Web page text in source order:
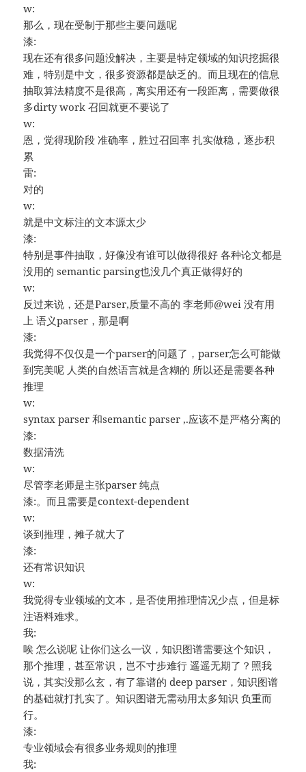
w:
那么，现在受制于那些主要问题呢
漆:
现在还有很多问题没解决，主要是特定领域的知识挖掘很
难，特别是中文，很多资源都是缺乏的。而且现在的信息
抽取算法精度不是很高，离实用还有一段距离，需要做很
多dirty work 召回就更不要说了
w:
恩，觉得现阶段 准确率，胜过召回率 扎实做稳，逐步积
累
雷:
对的
w:
就是中文标注的文本源太少
漆:
特别是事件抽取，好像没有谁可以做得很好 各种论文都是
没用的 semantic parsing也没几个真正做得好的
w:
反过来说，还是Parser,质量不高的 李老师@wei 没有用
上 语义parser，那是啊
漆:
我觉得不仅仅是一个parser的问题了，parser怎么可能做
到完美呢 人类的自然语言就是含糊的 所以还是需要各种
推理
w:
syntax parser 和semantic parser ,.应该不是严格分离的
漆:
数据清洗
w:
尽管李老师是主张parser 纯点
漆:。而且需要是context-dependent
w:
谈到推理，摊子就大了
漆:
还有常识知识
w:
我觉得专业领域的文本，是否使用推理情况少点，但是标
注语料难求。
我:
唉 怎么说呢 让你们这么一议，知识图谱需要这个知识，
那个推理，甚至常识，岂不寸步难行 遥遥无期了？照我
说，其实没那么玄，有了靠谱的 deep parser，知识图谱
的基础就打扎实了。知识图谱无需动用太多知识 负重而
行。
漆:
专业领域会有很多业务规则的推理
我: